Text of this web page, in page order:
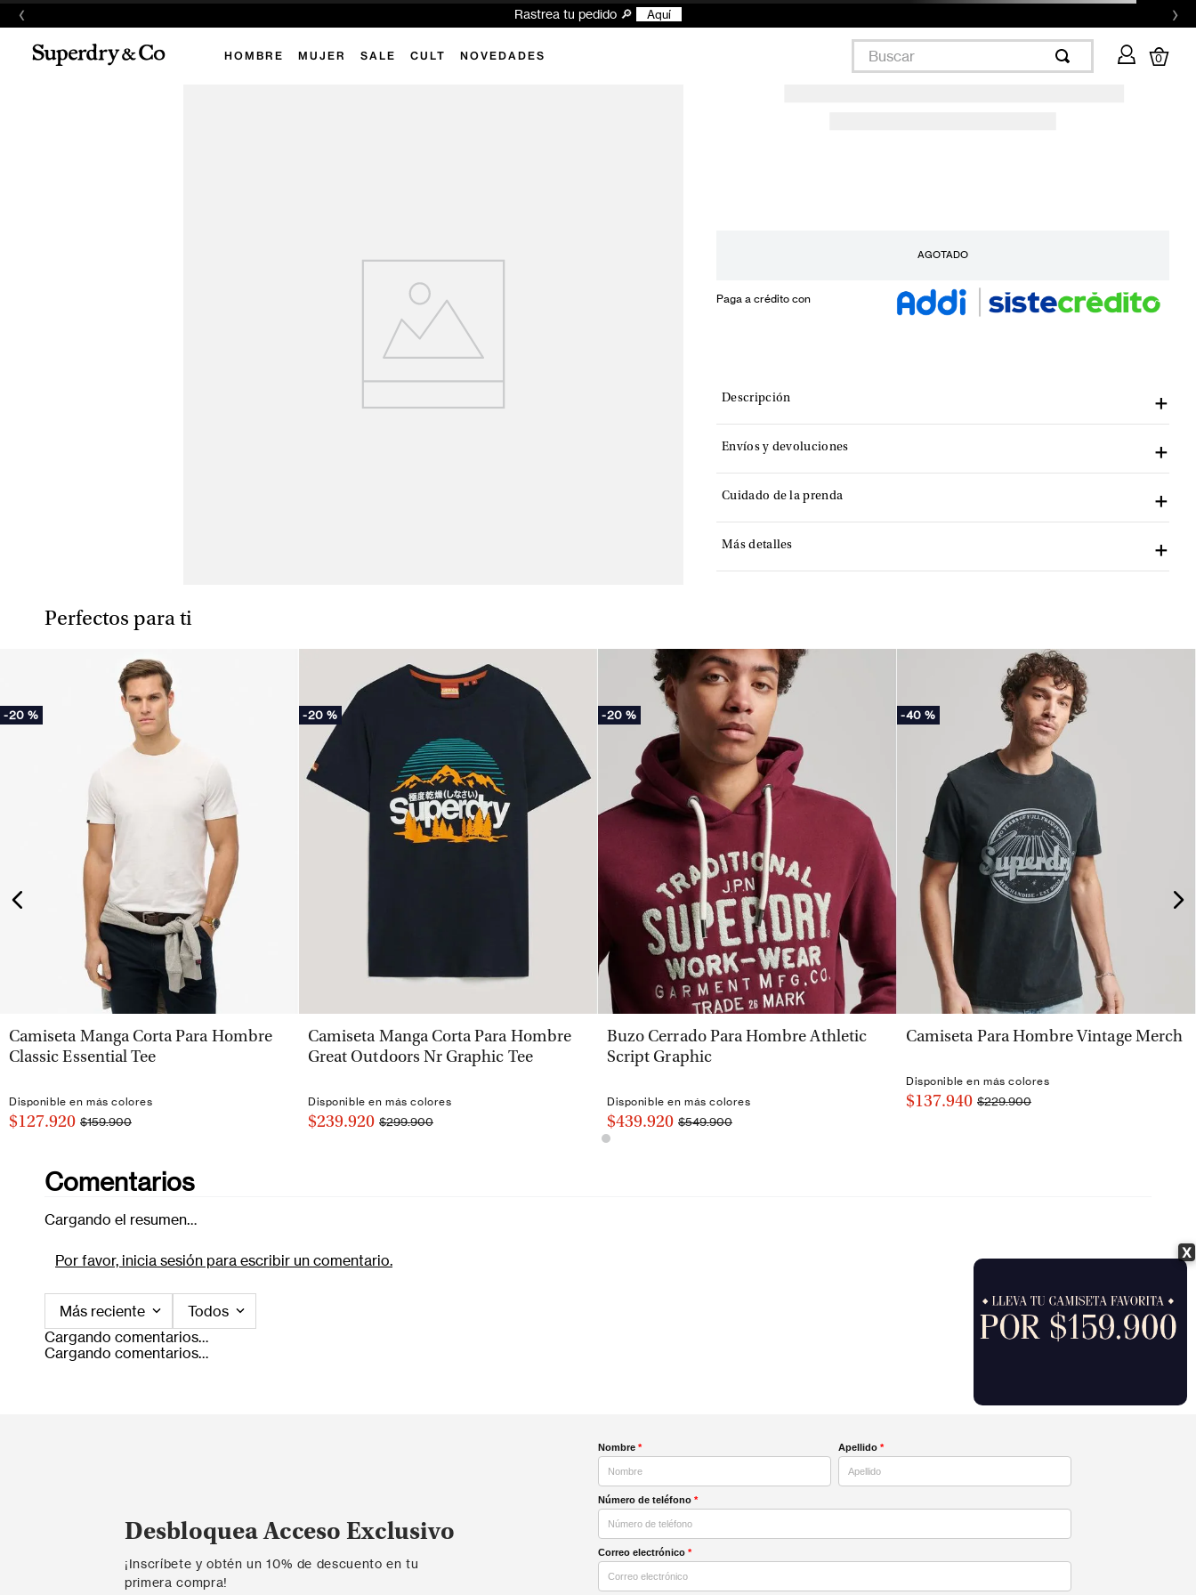
‹ Explora las novedades y encuentra tu próximo look Superdry ✨ ›
HOMBRE MUJER SALE CULT NOVEDADES
Buscar
0
X
AGOTADO
Paga a crédito con
Descripción
Envíos y devoluciones
Cuidado de la prenda
Más detalles
Perfectos para ti
-20 %
VISTA RÁPIDA
Camiseta Manga Corta Para Hombre
Classic Essential Tee
Disponible en más colores
$127.920 $159.900
-20 %
VISTA RÁPIDA
Camiseta Manga Corta Para Hombre
Great Outdoors Nr Graphic Tee
Disponible en más colores
$239.920 $299.900
-20 %
VISTA RÁPIDA
Buzo Cerrado Para Hombre Athletic
Script Graphic
Disponible en más colores
$439.920 $549.900
-40 %
VISTA RÁPIDA
Camiseta Para Hombre Vintage Merch
Disponible en más colores
$137.940 $229.900
Comentarios
Cargando el resumen…
Por favor, inicia sesión para escribir un comentario.
Más reciente
Todos
Cargando comentarios…
Cargando comentarios…
Desbloquea Acceso Exclusivo
¡Inscríbete y obtén un 10% de descuento en tu
primera compra!
Nombre * Apellido *
Número de teléfono *
Correo electrónico *